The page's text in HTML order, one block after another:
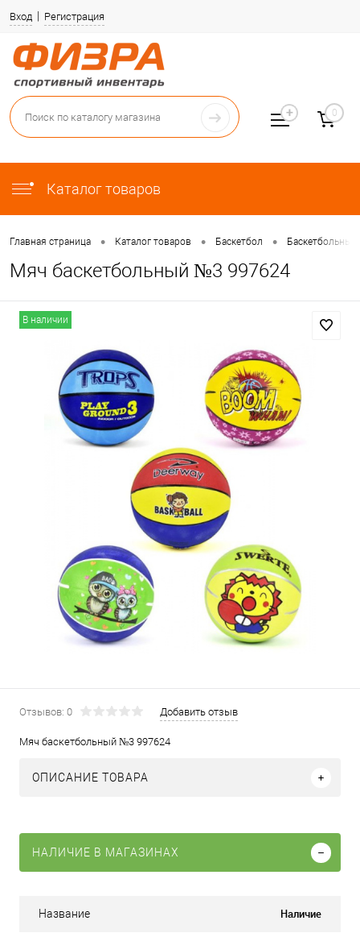
Вход Регистрация
Каталог товаров
0
Главная страница • Каталог товаров • Баскетбол •
Мяч баскетбольный №3 997624
В наличии
Отзывов: 0 Добавить отзыв
Мяч баскетбольный №3 997624
ОПИСАНИЕ ТОВАРА
НАЛИЧИЕ В МАГАЗИНАХ
Название Наличие